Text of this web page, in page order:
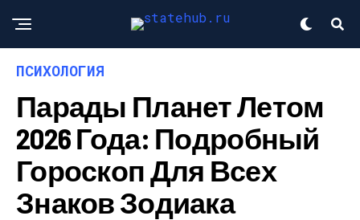
ПСИХОЛОГИЯ
Парады Планет Летом
2026 Года: Подробный
Гороскоп Для Всех
Знаков Зодиака